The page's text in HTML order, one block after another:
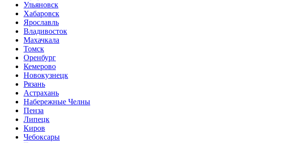
Ульяновск
Хабаровск
Ярославль
Владивосток
Махачкала
Томск
Оренбург
Кемерово
Новокузнецк
Рязань
Астрахань
Набережные Челны
Пенза
Липецк
Киров
Чебоксары